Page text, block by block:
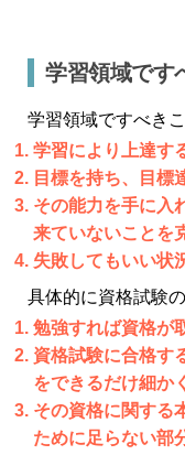
学習領域です
学習領域ですべき
学習により上達す
目標を持ち、目標
その能力を手に入
来ていないことを
失敗してもいい状
具体的に資格試験
勉強すれば資格が
資格試験に合格す
をできるだけ細か
その資格に関する
ために足らない部